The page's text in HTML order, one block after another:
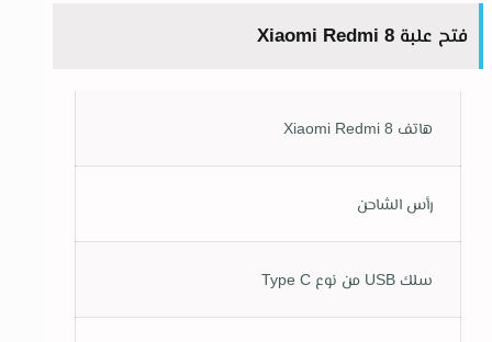
فتح علبة Xiaomi Redmi 8
هاتف Xiaomi Redmi 8
رأس الشاحن
سلك USB من نوع Type C